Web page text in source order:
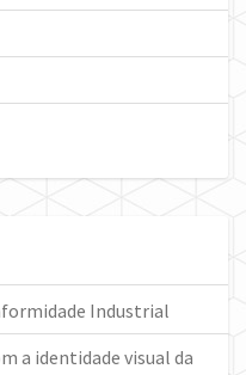
Industrial
a identidade visual da